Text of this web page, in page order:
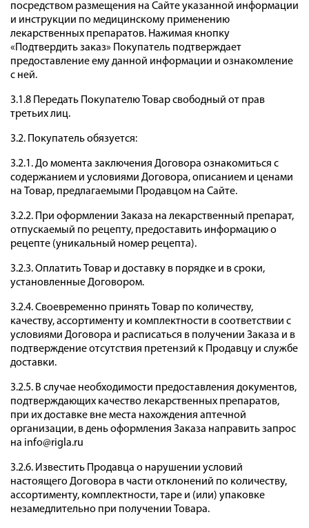
посредством размещения на Сайте указанной информации
и инструкции по медицинскому применению
лекарственных препаратов. Нажимая кнопку
«Подтвердить заказ» Покупатель подтверждает
предоставление ему данной информации и ознакомление
с ней.
3.1.8 Передать Покупателю Товар свободный от прав
третьих лиц.
3.2. Покупатель обязуется:
3.2.1. До момента заключения Договора ознакомиться с
содержанием и условиями Договора, описанием и ценами
на Товар, предлагаемыми Продавцом на Сайте.
3.2.2. При оформлении Заказа на лекарственный препарат,
отпускаемый по рецепту, предоставить информацию о
рецепте (уникальный номер рецепта).
3.2.3. Оплатить Товар и доставку в порядке и в сроки,
установленные Договором.
3.2.4. Своевременно принять Товар по количеству,
качеству, ассортименту и комплектности в соответствии с
условиями Договора и расписаться в получении Заказа и в
подтверждение отсутствия претензий к Продавцу и службе
доставки.
3.2.5. В случае необходимости предоставления документов,
подтверждающих качество лекарственных препаратов,
при их доставке вне места нахождения аптечной
организации, в день оформления Заказа направить запрос
на info@rigla.ru
3.2.6. Известить Продавца о нарушении условий
настоящего Договора в части отклонений по количеству,
ассортименту, комплектности, таре и (или) упаковке
незамедлительно при получении Товара.